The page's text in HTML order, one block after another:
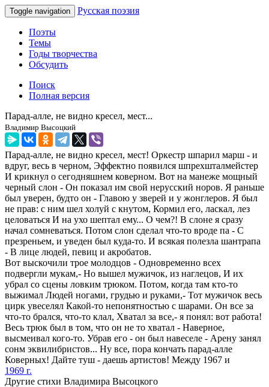
Toggle navigation Русская поэзия
Поэты
Темы
Годы творчества
Обсудить
Поиск
Полная версия
Парад-алле, не видно кресел, мест...
Владимир Высоцкий
Парад-алле, не видно кресел, мест! Оркестр шпарил марш - и
вдруг, весь в черном, Эффектно появился шпрехшталмейстер
И крикнул о сегодняшнем коверном. Вот на манеже мощный
черный слон - Он показал им свой нерусский норов. Я раньше
был уверен, будто он - Главою у зверей и у жонглеров. Я был
не прав: с ним шел холуй с кнутом, Кормил его, ласкал, лез
целоваться И на ухо шептал ему... О чем?! В слоне я сразу
начал сомневаться. Потом слон сделал что-то вроде па - С
презреньем, и уведен был куда-то. И всякая полезла шантрапа
- В лице людей, певиц и акробатов.
Вот выскочили трое молодцов - Одновременно всех
подвергли мукам,- Но вышел мужичок, из наглецов, И их
убрал со сцены ловким трюком. Потом, когда там кто-то
выжимал Людей ногами, грудью и руками,- Тот мужичок весь
цирк увеселял Какой-то непонятностью с шарами. Он все за
что-то брался, что-то клал, Хватал за все,- я понял: вот работа!
Весь трюк был в том, что он не то хватал - Наверное,
высмеивал кого-то. Убрав его - он был навеселе - Арену занял
сонм эквилибристов... Ну все, пора кончать парад-алле
Коверных! Дайте туш - даешь артистов! Между 1967 и
1969 г.
Другие стихи Владимира Высоцкого